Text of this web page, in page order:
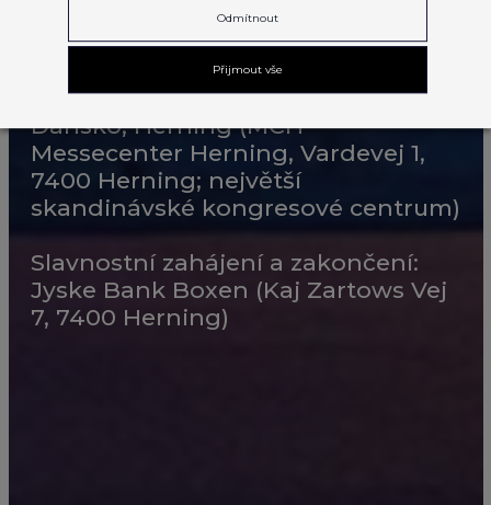
9. – 13. 9. 2025
KDE?
Dánsko, Herning (MCH
Messecenter Herning, Vardevej 1,
7400 Herning; největší
skandinávské kongresové centrum)
Slavnostní zahájení a zakončení:
Jyske Bank Boxen (Kaj Zartows Vej
7, 7400 Herning)
Odmítnout
Přijmout vše